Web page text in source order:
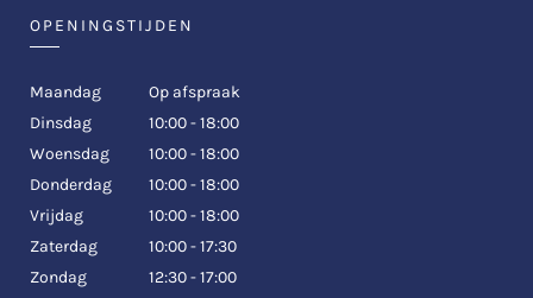
OPENINGSTIJDEN
Maandag
Op afspraak
Dinsdag
10:00 - 18:00
Woensdag
10:00 - 18:00
Donderdag
10:00 - 18:00
Vrijdag
10:00 - 18:00
Zaterdag
10:00 - 17:30
Zondag
12:30 - 17:00